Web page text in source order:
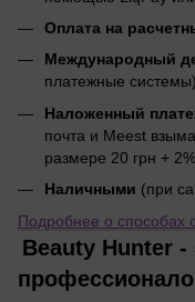
Оплата на
Международный
платежные
Наложенный
почта и Meest
размере 20 грн +
Наличными (при
Подробнее о способах
Beauty Hunter -